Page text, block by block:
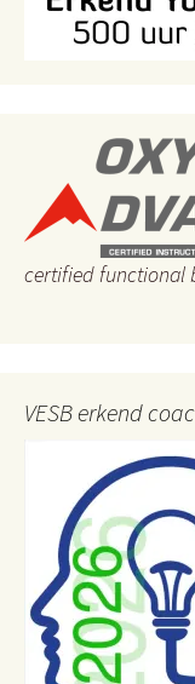
certified functional
VESB erkend